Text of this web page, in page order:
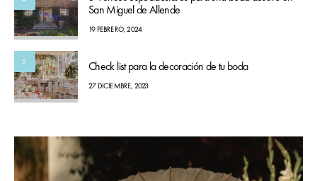
San Miguel de Allende
19 FEBRERO, 2024
5 Check list para la decoración de tu boda
27 DICIEMBRE, 2023